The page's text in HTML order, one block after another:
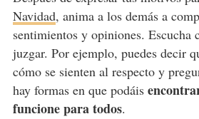
Navidad, anima a los demás a
sentimientos y opiniones. Escucha
juzgar. Por ejemplo, puedes decir
cómo se sienten al respecto y
hay formas en que podáis
funcione para todos.